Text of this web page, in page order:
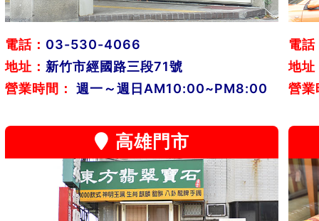
電話： 03-530-4066
地址： 新竹市經國路三段71號
營業時間：
週一～週日AM10:00~PM8:00
電話
地址
營業
高雄門市